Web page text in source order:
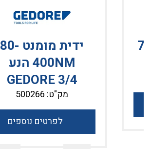
ידית מומנט 80-
400NM הנע
GEDORE 3/4
מק"ט: 500266
לפרטים נוספים